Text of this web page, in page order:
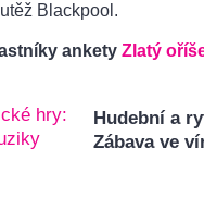
Blackpool.
ankety Zlatý
Hudební a
Zábava ve